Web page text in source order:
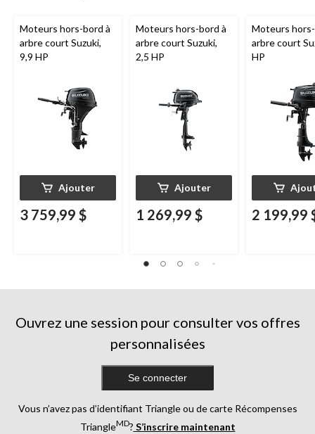
Moteurs hors-bord à
arbre court Suzuki,
9,9 HP
Ajouter
3 759,99 $
Moteurs hors-bord à
arbre court Suzuki,
2,5 HP
Ajouter
1 269,99 $
Moteurs
arbre court
HP
2 199,99
Ouvrez une session pour consulter vos offres
personnalisées
Se connecter
Vous n’avez pas d’identifiant Triangle ou de carte Récompenses
TriangleMD? S’inscrire maintenant